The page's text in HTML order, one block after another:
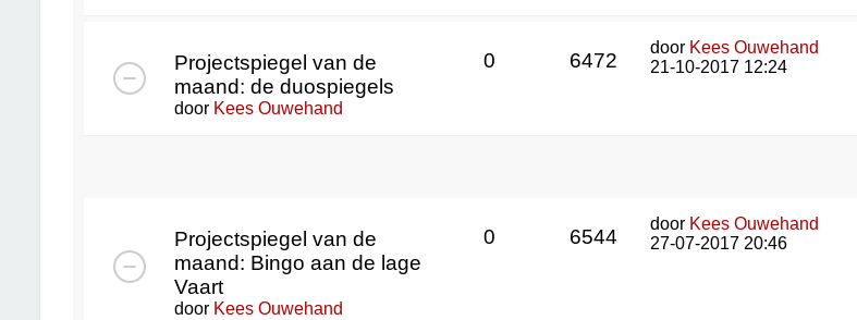
Projectspiegel van de
maand: de duospiegels
door Kees Ouwehand
0 6472
door Kees Ouwehand
21-10-2017 12:24
Projectspiegel van de
maand: Bingo aan de lage
Vaart
door Kees Ouwehand
0 6544
door Kees Ouwehand
27-07-2017 20:46